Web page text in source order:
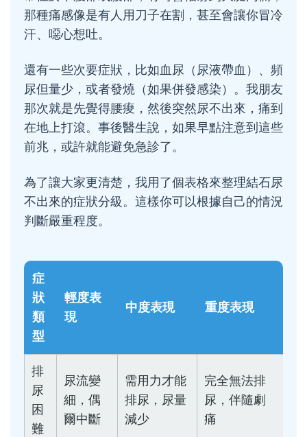
那種痛感像是有人用刀子在割，甚至會讓你冒冷
汗、噁心想吐。
還有一些次要症狀，比如血尿（尿液帶血）、頻
尿但量少，或者發燒（如果併發感染）。我朋友
那次就是先覺得腰痠，然後突然尿不出來，痛到
在地上打滾。事後醫生說，如果早點注意到這些
前兆，或許就能避免急診了。
為了讓大家更清楚，我用了個表格來整理結石尿
不出來的症狀分級。這樣你可以根據自己的情況
判斷嚴重程度。
症
狀
類
型
輕度表
現
中度表現 重度表現
排
尿
困
難
尿流變
細，偶
爾中斷
需用力才能
排尿，尿量
減少
完全無法排
尿，伴隨劇
痛